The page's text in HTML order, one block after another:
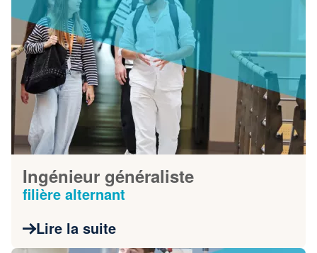
Ingénieur généraliste
filière alternant
Lire la suite